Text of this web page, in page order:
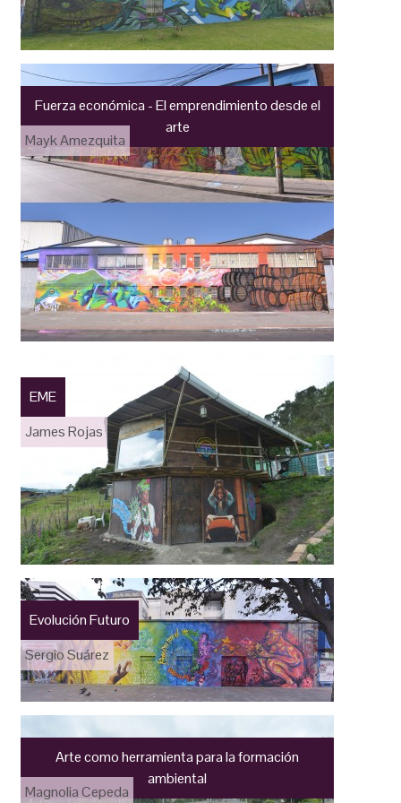
Fuerza económica - El emprendimiento desde el
arte
Mayk Amezquita
EME
James Rojas
Evolución Futuro
Sergio Suárez
Arte como herramienta para la formación
ambiental
Magnolia Cepeda